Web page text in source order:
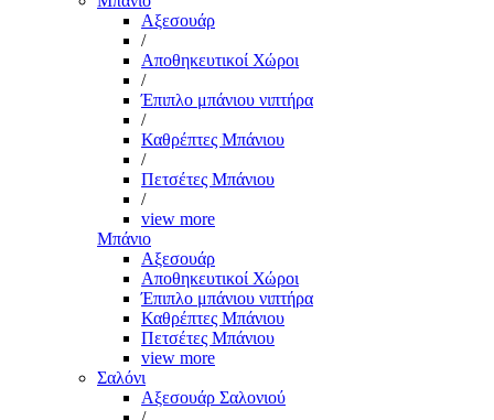
Αξεσουάρ
/
Αποθηκευτικοί Χώροι
/
Έπιπλο μπάνιου νιπτήρα
/
Καθρέπτες Μπάνιου
/
Πετσέτες Μπάνιου
/
view more
Μπάνιο
Αξεσουάρ
Αποθηκευτικοί Χώροι
Έπιπλο μπάνιου νιπτήρα
Καθρέπτες Μπάνιου
Πετσέτες Μπάνιου
view more
Σαλόνι
Αξεσουάρ Σαλονιού